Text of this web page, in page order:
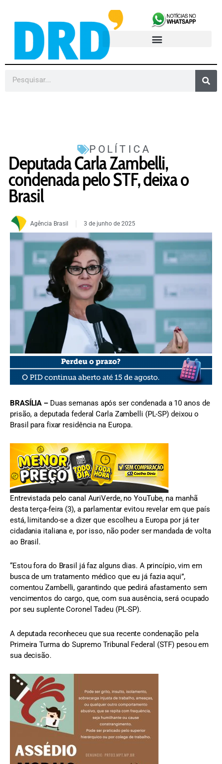
POLÍTICA
Deputada Carla Zambelli,
condenada pelo STF, deixa o
Brasil
Agência Brasil 3 de junho de 2025
FOTO: Lula Marques
BRASÍLIA – Duas semanas após ser condenada a 10 anos de
prisão, a deputada federal Carla Zambelli (PL-SP) deixou o
Brasil para fixar residência na Europa.
Entrevistada pelo canal AuriVerde, no YouTube, na manhã
desta terça-feira (3), a parlamentar evitou revelar em que país
está, limitando-se a dizer que escolheu a Europa por já ter
cidadania italiana e, por isso, não poder ser mandada de volta
ao Brasil.
“Estou fora do Brasil já faz alguns dias. A princípio, vim em
busca de um tratamento médico que eu já fazia aqui”,
comentou Zambelli, garantindo que pedirá afastamento sem
vencimentos do cargo, que, com sua ausência, será ocupado
por seu suplente Coronel Tadeu (PL-SP).
A deputada reconheceu que sua recente condenação pela
Primeira Turma do Supremo Tribunal Federal (STF) pesou em
sua decisão.